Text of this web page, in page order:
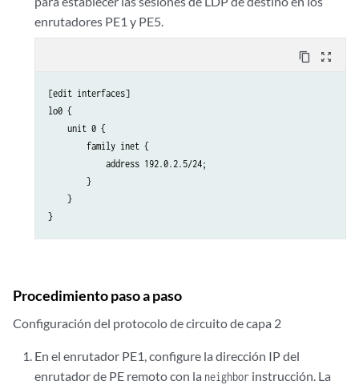
enrutadores PE1 y PE5.
content_copy zoom_out_map
[edit interfaces]
lo0 {
    unit 0 {
        family inet {
            address 192.0.2.5/24;
        }
    }
Procedimiento paso a paso
Configuración del protocolo de circuito de capa 2
En el enrutador PE1, configure la dirección IP del
enrutador de PE remoto con la neighbor instrucción. La